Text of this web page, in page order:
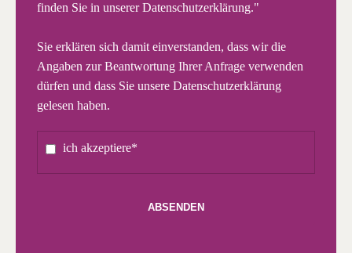
finden Sie in unsererDatenschutzerklärung."
Sie erklären sich damit einverstanden, dass wir die
Angaben zur Beantwortung Ihrer Anfrage verwenden
dürfen und dass Sie unsere Datenschutzerklärung
gelesen haben.
ich akzeptiere*
ABSENDEN